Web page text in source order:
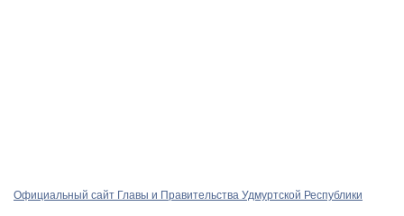
Официальный сайт Главы и Правительства Удмуртской Республики